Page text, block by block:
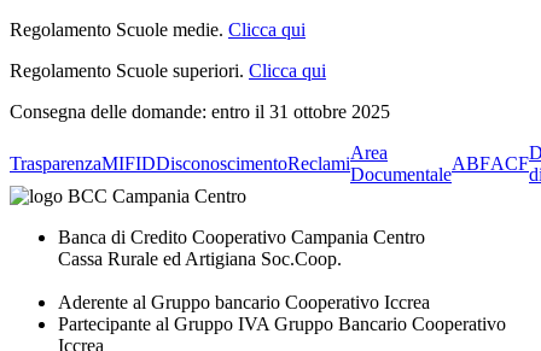
Regolamento Scuole medie. Clicca qui
Regolamento Scuole superiori. Clicca qui
Consegna delle domande: entro il 31 ottobre 2025
TrasparenzaMIFIDDisconoscimentoReclami
Area
Documentale
ABFACF
Banca di Credito Cooperativo Campania Centro
Cassa Rurale ed Artigiana Soc.Coop.
Aderente al Gruppo bancario Cooperativo Iccrea
Partecipante al Gruppo IVA Gruppo Bancario Cooperativo
Iccrea